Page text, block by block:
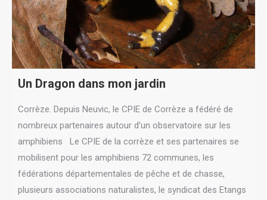
Un Dragon dans mon jardin
Corrèze. Depuis Neuvic, le CPIE de Corrèze a fédéré de
nombreux partenaires autour d’un observatoire sur les
amphibiens Le CPIE de la corrèze et ses partenaires se
mobilisent pour les amphibiens 72 communes, les
fédérations départementales de pêche et de chasse,
plusieurs associations naturalistes, le syndicat des Etangs